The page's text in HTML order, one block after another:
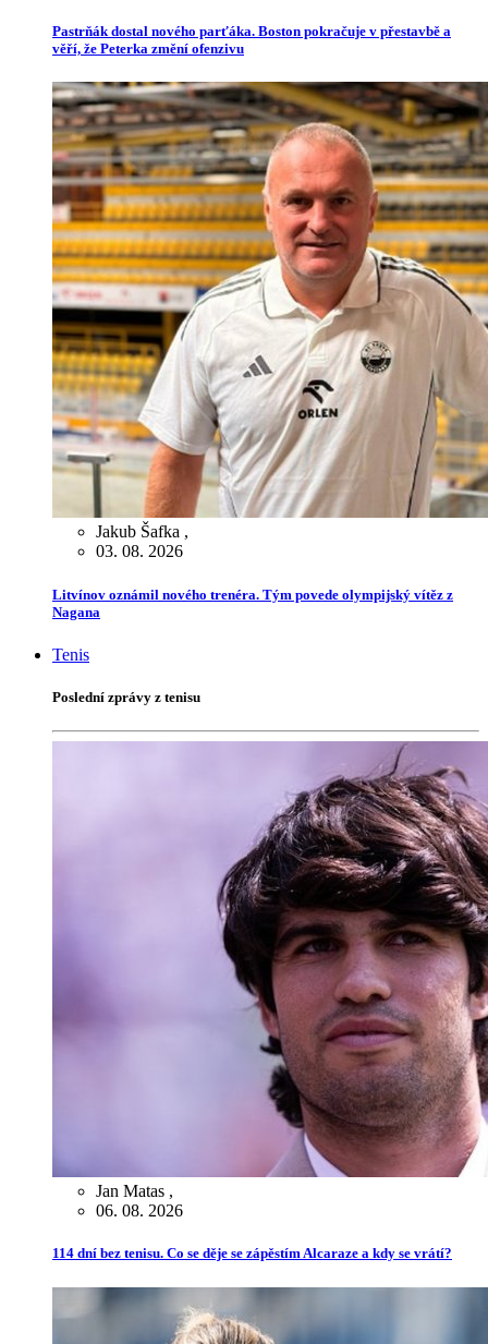
Pastrňák dostal nového parťáka. Boston pokračuje v přestavbě a
věří, že Peterka změní ofenzivu
Jakub Šafka ,
03. 08. 2026
Litvínov oznámil nového trenéra. Tým povede olympijský vítěz z
Nagana
Tenis
Poslední zprávy z tenisu
Jan Matas ,
06. 08. 2026
114 dní bez tenisu. Co se děje se zápěstím Alcaraze a kdy se vrátí?